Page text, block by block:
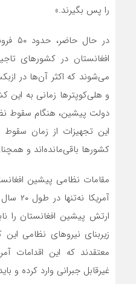
را پس بگیرند.»
در
افغانستان در کشورهای
می‌شوند که اکثر آن‌ها در
و هلی‌کوپترها زمانی به این
دولت پیشین، هنگام سقوط
این تجهیزات از زمان
کشورها باقی‌مانده‌اند و
مقامات نظامی پیشین
ارتش پیشین افغانستان را
زیربنای نیروهای نظامی
معتقدند که این اقدامات
غیرقابل جبرانی وارد کرده و